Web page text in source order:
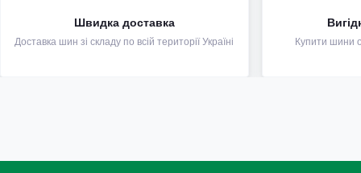
Швидка доставка
Доставка шин зі складу по всій території Україні Купити шини